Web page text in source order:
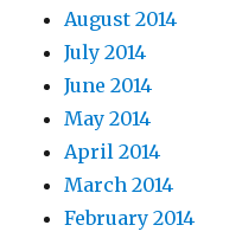
August 2014
July 2014
June 2014
May 2014
April 2014
March 2014
February 2014